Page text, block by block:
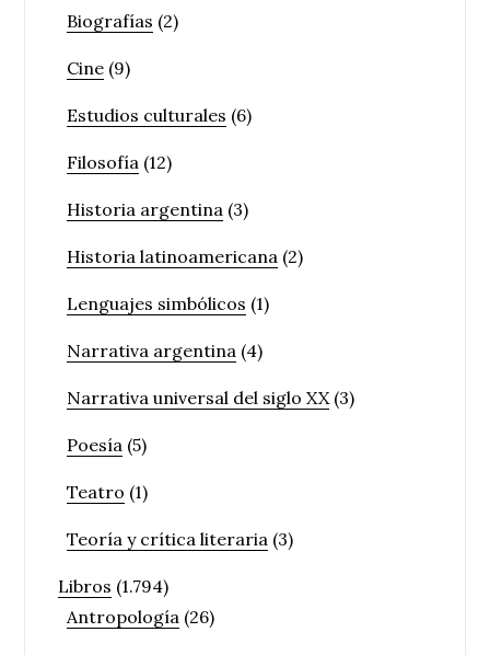
Biografías (2)
Cine (9)
Estudios culturales (6)
Filosofía (12)
Historia argentina (3)
Historia latinoamericana (2)
Lenguajes simbólicos (1)
Narrativa argentina (4)
Narrativa universal del siglo XX(3)
Poesía (5)
Teatro (1)
Teoría y crítica literaria (3)
Libros (1.794)
Antropología (26)